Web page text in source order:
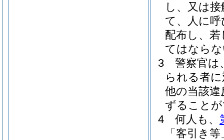
し、又は
て、人に
配布し、
てはなら
3
警察官は
られる者
他の当該
ずること
4
何人も、
「客引き